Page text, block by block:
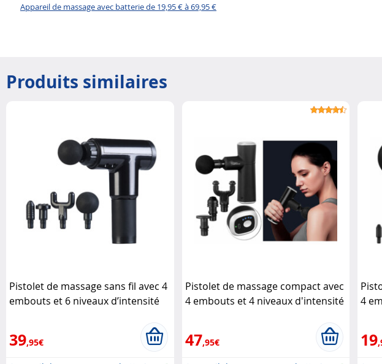
Appareil de massage avec batterie de 19,95 € à 69,95 €
Produits similaires
Pistolet de massage sans fil avec 4
embouts et 6 niveaux d’intensité
39,95€
Pistolet de massage compact avec
4 embouts et 4 niveaux d'intensité
47,95€
4
19